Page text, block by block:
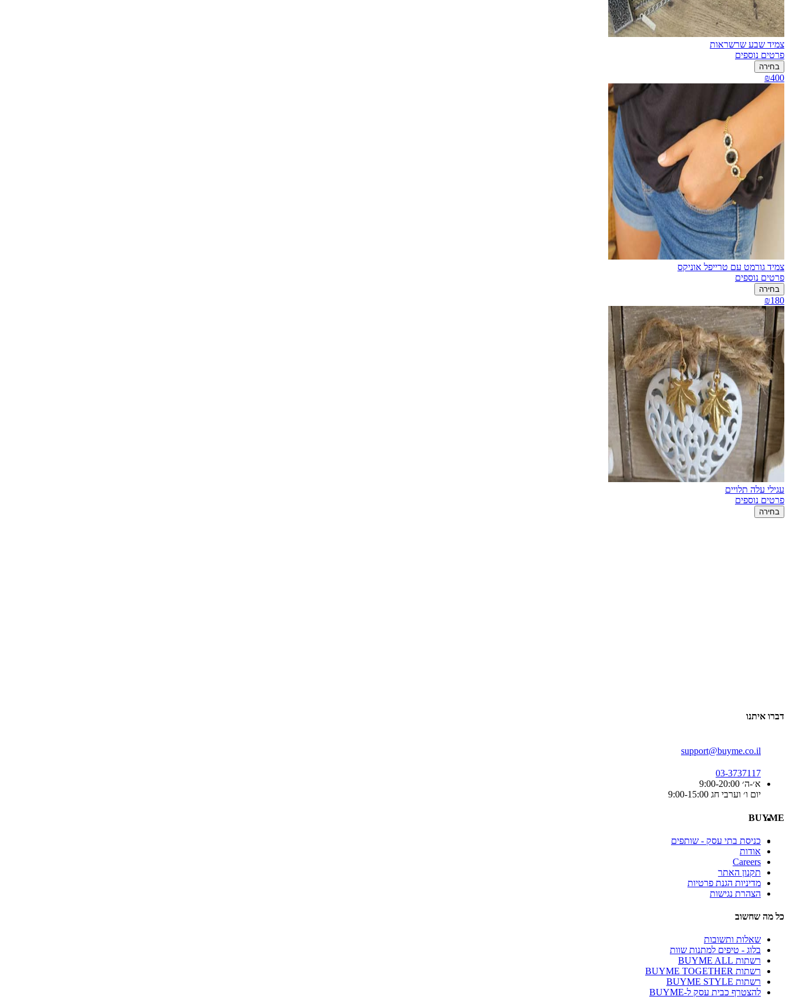
צמיד שבע שרשראות
פרטים נוספים
בחירה
₪400
צמיד גורמט עם טרייפל אוניקס
פרטים נוספים
בחירה
₪180
עגילי עלה תלויים
פרטים נוספים
בחירה
דברו איתנו
support@buyme.co.il
03-3737117
א׳-ה׳ 9:00-20:00
יום ו׳ וערבי חג 9:00-15:00
BUYME
כניסת בתי עסק - שותפים
אודות
Careers
תקנון האתר
מדיניות הגנת פרטיות
הצהרת נגישות
כל מה שחשוב
שאלות ותשובות
בלוג - טיפים למתנות שוות
רשתות BUYME ALL
רשתות BUYME TOGETHER
רשתות BUYME STYLE
להצטרף כבית עסק ל-BUYME